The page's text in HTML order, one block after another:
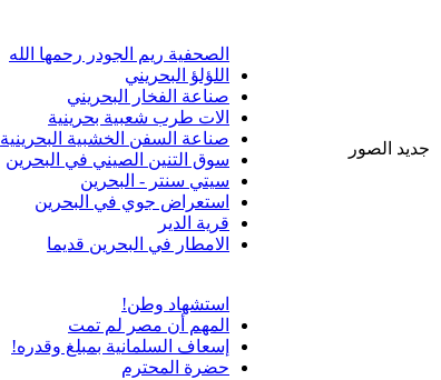
جديد الصور
الصحفية ريم الجودر رحمها الله
اللؤلؤ البحريني
صناعة الفخار البحريني
الات طرب شعبية بحرينية
صناعة السفن الخشبية البحرينية
سوق التنين الصيني في البحرين
سيتي سنتر - البحرين
استعراض جوي في البحرين
قرية الدير
الامطار في البحرين قديما
استشهاد وطن!
المهم أن مصر لم تمت
إسعاف السلمانية بمبلغ وقدره!
حضرة المحترم